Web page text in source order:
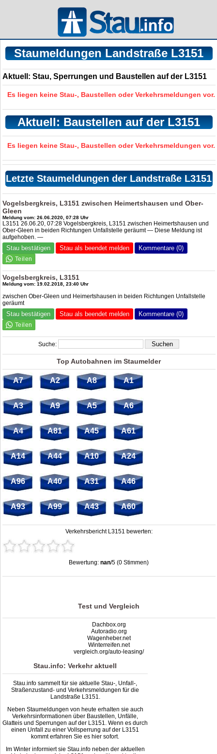
Staumeldungen Landstraße L3151
Aktuell: Stau, Sperrungen und Baustellen auf der L3151
Es liegen keine Stau-, Baustellen oder Verkehrsmeldungen vor.
Aktuell: Baustellen auf der L3151
Es liegen keine Stau-, Baustellen oder Verkehrsmeldungen vor.
Letzte Staumeldungen der Landstraße L3151
Vogelsbergkreis, L3151 zwischen Heimertshausen und Ober-
Gleen
Meldung vom: 26.06.2020, 07:28 Uhr
L3151 26.06.20, 07:28 Vogelsbergkreis, L3151 zwischen Heimertshausen und
Ober-Gleen in beiden Richtungen Unfallstelle geräumt — Diese Meldung ist
aufgehoben. —
Stau bestätigen Stau als beendet melden Kommentare (0)
Vogelsbergkreis, L3151
Meldung vom: 19.02.2018, 23:40 Uhr
zwischen Ober-Gleen und Heimertshausen in beiden Richtungen Unfallstelle
geräumt
Stau bestätigen Stau als beendet melden Kommentare (0)
Suche:
Top Autobahnen im Staumelder
A7 A2 A8 A1
A3 A9 A5 A6
A4 A81 A45 A61
A14 A44 A10 A24
A96 A40 A31 A46
A93 A99 A43 A60
Verkehrsbericht L3151 bewerten:
Bewertung:nan/5 (0 Stimmen)
Stau L3151: Unfälle, Sperrung & Baustellen | Staumelder L3151 ,nanout of5
Test und Vergleich
Dachbox.org
Autoradio.org
Wagenheber.net
Winterreifen.net
vergleich.org/auto-leasing/
Stau.info: Verkehr aktuell
Stau.info sammelt für sie aktuelle Stau-, Unfall-,
Straßenzustand- und Verkehrsmeldungen für die
Landstraße L3151.
Neben Staumeldungen von heute erhalten sie auch
Verkehrsinformationen über Baustellen, Unfälle,
Glatteis und Sperrungen auf der L3151. Wenn es durch
einen Unfall zu einer Vollsperrung auf der L3151
kommt erfahren Sie es hier sofort.
Im Winter informiert sie Stau.info neben der aktuellen